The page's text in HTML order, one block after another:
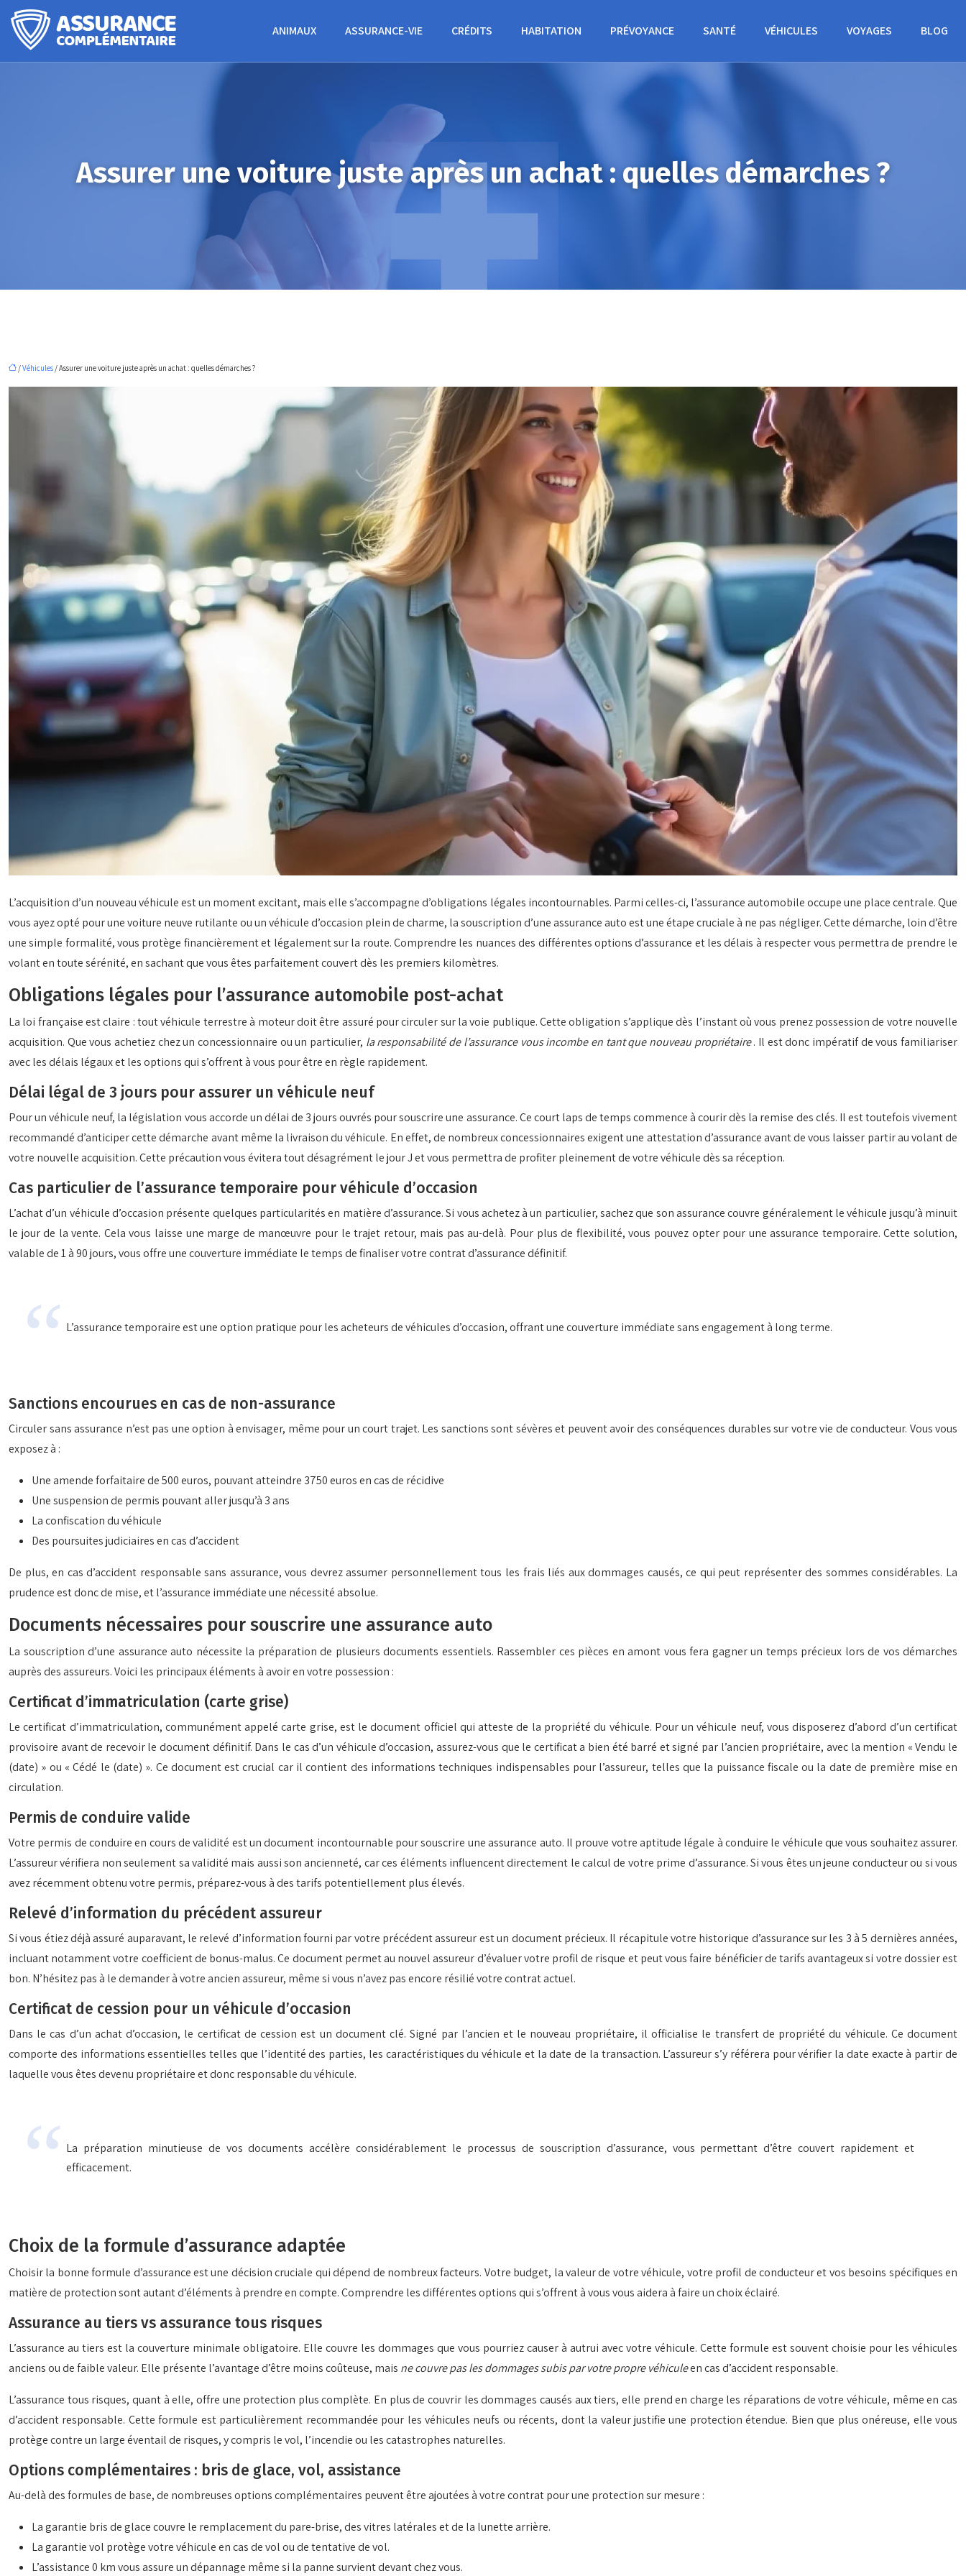
ANIMAUX ASSURANCE-VIE CRÉDITS HABITATION PRÉVOYANCE SANTÉ VÉHICULES VOYAGES BLOG
Assurer une voiture juste après un achat : quelles démarches ?
/Véhicules / Assurer une voiture juste après un achat : quelles démarches ?
L’acquisition d’un nouveau véhicule est un moment excitant, mais elle s’accompagne d’obligations légales incontournables. Parmi celles-ci, l’assurance automobile occupe une place centrale. Que
vous ayez opté pour une voiture neuve rutilante ou un véhicule d’occasion plein de charme, la souscription d’une assurance auto est une étape cruciale à ne pas négliger. Cette démarche, loin d’être
une simple formalité, vous protège financièrement et légalement sur la route. Comprendre les nuances des différentes options d’assurance et les délais à respecter vous permettra de prendre le
volant en toute sérénité, en sachant que vous êtes parfaitement couvert dès les premiers kilomètres.
Obligations légales pour l’assurance automobile post-achat
La loi française est claire : tout véhicule terrestre à moteur doit être assuré pour circuler sur la voie publique. Cette obligation s’applique dès l’instant où vous prenez possession de votre nouvelle
acquisition. Que vous achetiez chez un concessionnaire ou un particulier, la responsabilité de l’assurance vous incombe en tant que nouveau propriétaire. Il est donc impératif de vous familiariser
avec les délais légaux et les options qui s’offrent à vous pour être en règle rapidement.
Délai légal de 3 jours pour assurer un véhicule neuf
Pour un véhicule neuf, la législation vous accorde un délai de 3 jours ouvrés pour souscrire une assurance. Ce court laps de temps commence à courir dès la remise des clés. Il est toutefois vivement
recommandé d’anticiper cette démarche avant même la livraison du véhicule. En effet, de nombreux concessionnaires exigent une attestation d’assurance avant de vous laisser partir au volant de
votre nouvelle acquisition. Cette précaution vous évitera tout désagrément le jour J et vous permettra de profiter pleinement de votre véhicule dès sa réception.
Cas particulier de l’assurance temporaire pour véhicule d’occasion
L’achat d’un véhicule d’occasion présente quelques particularités en matière d’assurance. Si vous achetez à un particulier, sachez que son assurance couvre généralement le véhicule jusqu’à minuit
le jour de la vente. Cela vous laisse une marge de manœuvre pour le trajet retour, mais pas au-delà. Pour plus de flexibilité, vous pouvez opter pour une assurance temporaire. Cette solution,
valable de 1 à 90 jours, vous offre une couverture immédiate le temps de finaliser votre contrat d’assurance définitif.
L’assurance temporaire est une option pratique pour les acheteurs de véhicules d’occasion, offrant une couverture immédiate sans engagement à long terme.
Sanctions encourues en cas de non-assurance
Circuler sans assurance n’est pas une option à envisager, même pour un court trajet. Les sanctions sont sévères et peuvent avoir des conséquences durables sur votre vie de conducteur. Vous vous
exposez à :
Une amende forfaitaire de 500 euros, pouvant atteindre 3750 euros en cas de récidive
Une suspension de permis pouvant aller jusqu’à 3 ans
La confiscation du véhicule
Des poursuites judiciaires en cas d’accident
De plus, en cas d’accident responsable sans assurance, vous devrez assumer personnellement tous les frais liés aux dommages causés, ce qui peut représenter des sommes considérables. La
prudence est donc de mise, et l’assurance immédiate une nécessité absolue.
Documents nécessaires pour souscrire une assurance auto
La souscription d’une assurance auto nécessite la préparation de plusieurs documents essentiels. Rassembler ces pièces en amont vous fera gagner un temps précieux lors de vos démarches
auprès des assureurs. Voici les principaux éléments à avoir en votre possession :
Certificat d’immatriculation (carte grise)
Le certificat d’immatriculation, communément appelé carte grise, est le document officiel qui atteste de la propriété du véhicule. Pour un véhicule neuf, vous disposerez d’abord d’un certificat
provisoire avant de recevoir le document définitif. Dans le cas d’un véhicule d’occasion, assurez-vous que le certificat a bien été barré et signé par l’ancien propriétaire, avec la mention « Vendu le
(date) » ou « Cédé le (date) ». Ce document est crucial car il contient des informations techniques indispensables pour l’assureur, telles que la puissance fiscale ou la date de première mise en
circulation.
Permis de conduire valide
Votre permis de conduire en cours de validité est un document incontournable pour souscrire une assurance auto. Il prouve votre aptitude légale à conduire le véhicule que vous souhaitez assurer.
L’assureur vérifiera non seulement sa validité mais aussi son ancienneté, car ces éléments influencent directement le calcul de votre prime d’assurance. Si vous êtes un jeune conducteur ou si vous
avez récemment obtenu votre permis, préparez-vous à des tarifs potentiellement plus élevés.
Relevé d’information du précédent assureur
Si vous étiez déjà assuré auparavant, le relevé d’information fourni par votre précédent assureur est un document précieux. Il récapitule votre historique d’assurance sur les 3 à 5 dernières années,
incluant notamment votre coefficient de bonus-malus. Ce document permet au nouvel assureur d’évaluer votre profil de risque et peut vous faire bénéficier de tarifs avantageux si votre dossier est
bon. N’hésitez pas à le demander à votre ancien assureur, même si vous n’avez pas encore résilié votre contrat actuel.
Certificat de cession pour un véhicule d’occasion
Dans le cas d’un achat d’occasion, le certificat de cession est un document clé. Signé par l’ancien et le nouveau propriétaire, il officialise le transfert de propriété du véhicule. Ce document
comporte des informations essentielles telles que l’identité des parties, les caractéristiques du véhicule et la date de la transaction. L’assureur s’y référera pour vérifier la date exacte à partir de
laquelle vous êtes devenu propriétaire et donc responsable du véhicule.
La préparation minutieuse de vos documents accélère considérablement le processus de souscription d’assurance, vous permettant d’être couvert rapidement et
efficacement.
Choix de la formule d’assurance adaptée
Choisir la bonne formule d’assurance est une décision cruciale qui dépend de nombreux facteurs. Votre budget, la valeur de votre véhicule, votre profil de conducteur et vos besoins spécifiques en
matière de protection sont autant d’éléments à prendre en compte. Comprendre les différentes options qui s’offrent à vous vous aidera à faire un choix éclairé.
Assurance au tiers vs assurance tous risques
L’assurance au tiers est la couverture minimale obligatoire. Elle couvre les dommages que vous pourriez causer à autrui avec votre véhicule. Cette formule est souvent choisie pour les véhicules
anciens ou de faible valeur. Elle présente l’avantage d’être moins coûteuse, mais ne couvre pas les dommages subis par votre propre véhiculeen cas d’accident responsable.
L’assurance tous risques, quant à elle, offre une protection plus complète. En plus de couvrir les dommages causés aux tiers, elle prend en charge les réparations de votre véhicule, même en cas
d’accident responsable. Cette formule est particulièrement recommandée pour les véhicules neufs ou récents, dont la valeur justifie une protection étendue. Bien que plus onéreuse, elle vous
protège contre un large éventail de risques, y compris le vol, l’incendie ou les catastrophes naturelles.
Options complémentaires : bris de glace, vol, assistance
Au-delà des formules de base, de nombreuses options complémentaires peuvent être ajoutées à votre contrat pour une protection sur mesure :
La garantie bris de glace couvre le remplacement du pare-brise, des vitres latérales et de la lunette arrière.
La garantie vol protège votre véhicule en cas de vol ou de tentative de vol.
L’assistance 0 km vous assure un dépannage même si la panne survient devant chez vous.